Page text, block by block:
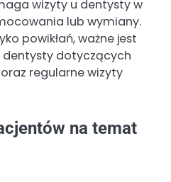
wizyty u dentysty w
lub wymiany.
powikłań, ważne jest
dentysty dotyczących
regularne wizyty
na temat